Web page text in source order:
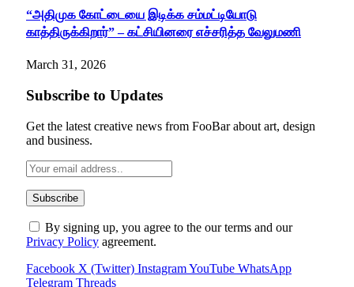
“அதிமுக கோட்டையை இடிக்க சம்மட்டியோடு
காத்திருக்கிறார்” – கட்சியினரை எச்சரித்த வேலுமணி
March 31, 2026
Subscribe to Updates
Get the latest creative news from FooBar about art, design
and business.
By signing up, you agree to the our terms and our
Privacy Policy agreement.
Facebook X (Twitter) InstagramYouTube WhatsApp
Telegram Threads